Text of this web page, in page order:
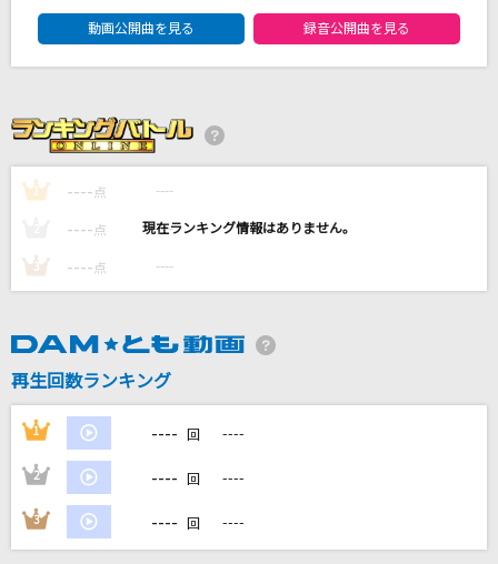
迷星叫
MyGO!!!!!
[生音]怪盗
back number
VILLAIN
Hey! Say! JUMP
砂上の哀葬
This Is Me [ディス・イズ・ミー]
Keala Settle & The Greatest Showman Ensemble
DAMの新曲・ランキングなど
動画公開曲を見る 録音公開曲を見る
1 ---- 点 ----
---- 点 ----
3 ---- 点 ----
再生回数ランキング
1 ---- 回 ----
2 ---- 回 ----
3 ---- 回 ----